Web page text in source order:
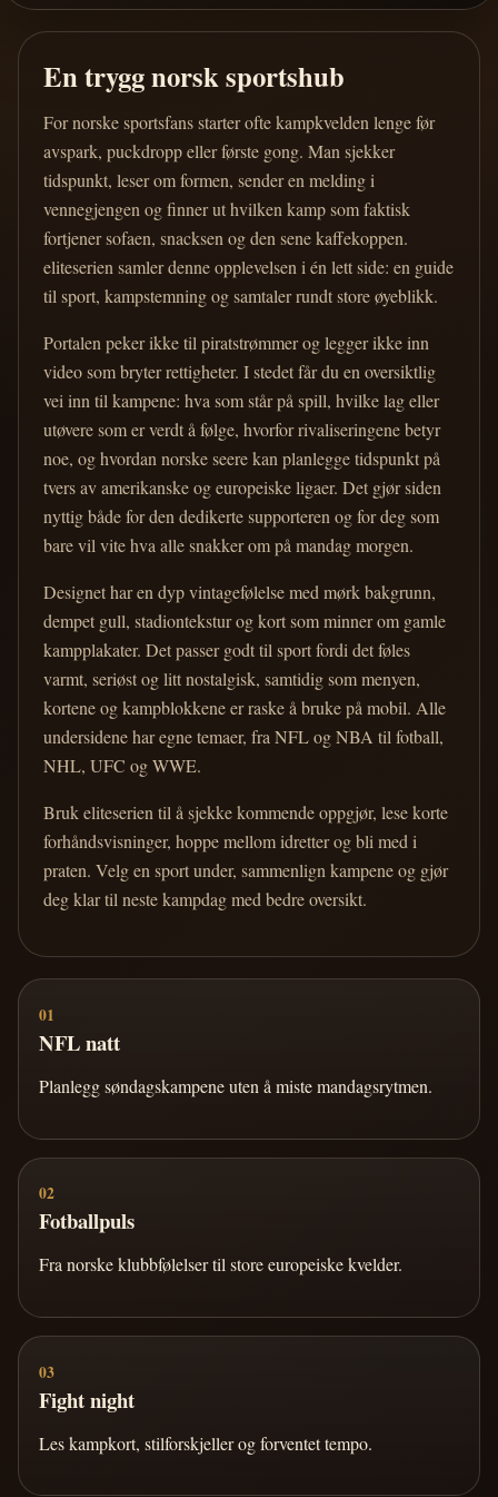
En trygg norsk sportshub
For norske sportsfans starter ofte kampkvelden lenge før
avspark, puckdropp eller første gong. Man sjekker
tidspunkt, leser om formen, sender en melding i
vennegjengen og finner ut hvilken kamp som faktisk
fortjener sofaen, snacksen og den sene kaffekoppen.
eliteserien samler denne opplevelsen i én lett side: en guide
til sport, kampstemning og samtaler rundt store øyeblikk.
Portalen peker ikke til piratstrømmer og legger ikke inn
video som bryter rettigheter. I stedet får du en oversiktlig
vei inn til kampene: hva som står på spill, hvilke lag eller
utøvere som er verdt å følge, hvorfor rivaliseringene betyr
noe, og hvordan norske seere kan planlegge tidspunkt på
tvers av amerikanske og europeiske ligaer. Det gjør siden
nyttig både for den dedikerte supporteren og for deg som
bare vil vite hva alle snakker om på mandag morgen.
Designet har en dyp vintagefølelse med mørk bakgrunn,
dempet gull, stadiontekstur og kort som minner om gamle
kampplakater. Det passer godt til sport fordi det føles
varmt, seriøst og litt nostalgisk, samtidig som menyen,
kortene og kampblokkene er raske å bruke på mobil. Alle
undersidene har egne temaer, fra NFL og NBA til fotball,
NHL, UFC og WWE.
Bruk eliteserien til å sjekke kommende oppgjør, lese korte
forhåndsvisninger, hoppe mellom idretter og bli med i
praten. Velg en sport under, sammenlign kampene og gjør
deg klar til neste kampdag med bedre oversikt.
01
NFL natt
Planlegg søndagskampene uten å miste mandagsrytmen.
02
Fotballpuls
Fra norske klubbfølelser til store europeiske kvelder.
03
Fight night
Les kampkort, stilforskjeller og forventet tempo.